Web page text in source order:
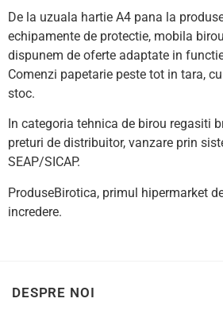
De la uzuala hartie A4 pana la
echipamente de protectie, mobila
dispunem de oferte adaptate in
Comenzi papetarie peste tot in tara,
stoc.
In categoria tehnica de birou regasiti
preturi de distribuitor, vanzare prin
SEAP/SICAP.
ProduseBirotica, primul hipermarket
incredere.
DESPRE NOI